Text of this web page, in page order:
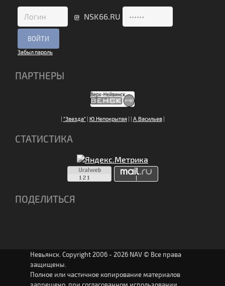
@ NSK66.RU
Забыл пароль
ПАРТНЕРЫ
| "Звезда"| Ю.Непокрытая| | А.Васильев|
СТАТИСТИКА
ПОДЕЛИТЬСЯ
Невьянск. Copyright 2006 - 2026 NAV © Все права
защищены.
Полное или частичное копирование материалов